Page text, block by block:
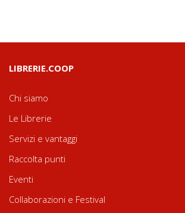
LIBRERIE.COOP
Chi siamo
Le Librerie
Servizi e vantaggi
Raccolta punti
Eventi
Collaborazioni e Festival